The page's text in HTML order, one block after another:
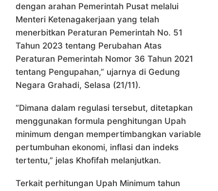
dengan arahan Pemerintah Pusat melalui
Menteri Ketenagakerjaan yang telah
menerbitkan Peraturan Pemerintah No. 51
Tahun 2023 tentang Perubahan Atas
Peraturan Pemerintah Nomor 36 Tahun 2021
tentang Pengupahan,” ujarnya di Gedung
Negara Grahadi, Selasa (21/11).
“Dimana dalam regulasi tersebut, ditetapkan
menggunakan formula penghitungan Upah
minimum dengan mempertimbangkan variable
pertumbuhan ekonomi, inflasi dan indeks
tertentu,” jelas Khofifah melanjutkan.
Terkait perhitungan Upah Minimum tahun